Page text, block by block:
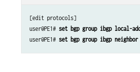
[edit protocols]
user@PE1# set bgp group ibgp local-
user@PE1# set bgp group ibgp neighbor